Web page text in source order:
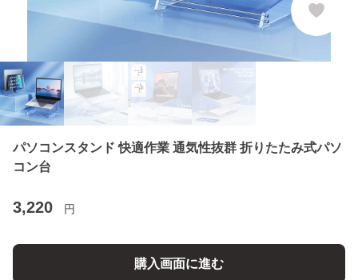
パソコンスタンド 快適作業 通気性抜群 折りたたみ式パソ
コン台
3,220 円
購入画面に進む